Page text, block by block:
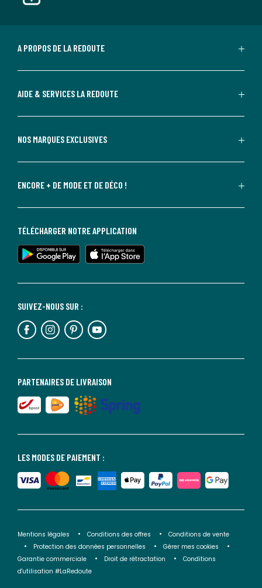
A PROPOS DE LA REDOUTE
AIDE & SERVICES LA REDOUTE
NOS MARQUES EXCLUSIVES
ENCORE + DE MODE ET DE DÉCO !
LES MODES DE PAIEMENT :
PARTENAIRES DE LIVRAISON
SUIVEZ-NOUS SUR :
TÉLÉCHARGER NOTRE APPLICATION
Mentions légales Conditions des offres
Conditions de vente
Protection des données personnelles
Gérer mes cookies
Garantie commerciale
Droit de rétractation
Conditions
d'utilisation #LaRedoute